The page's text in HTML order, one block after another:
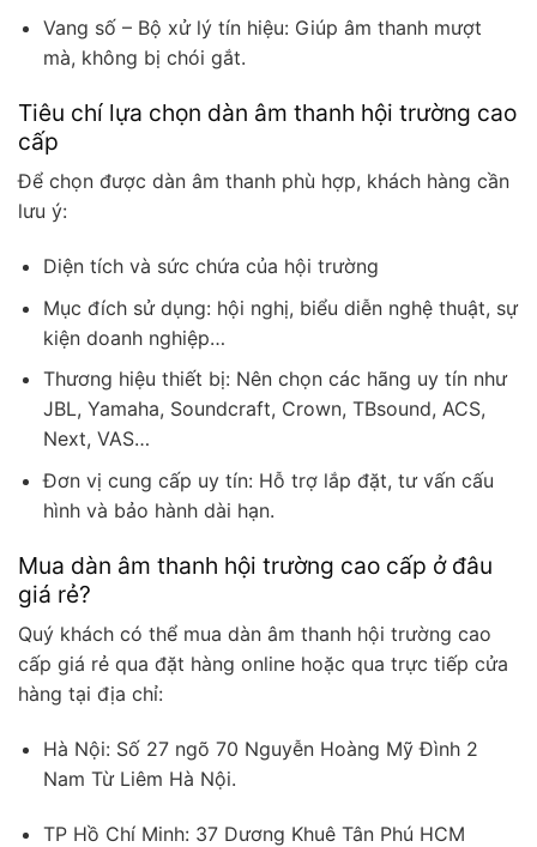
Vang số – Bộ xử lý tín hiệu: Giúp âm thanh mượt
mà, không bị chói gắt.
Tiêu chí lựa chọn dàn âm thanh hội trường cao
cấp
Để chọn được dàn âm thanh phù hợp, khách hàng cần
lưu ý:
Diện tích và sức chứa của hội trường
Mục đích sử dụng: hội nghị, biểu diễn nghệ thuật, sự
kiện doanh nghiệp…
Thương hiệu thiết bị: Nên chọn các hãng uy tín như
JBL, Yamaha, Soundcraft, Crown, TBsound, ACS,
Next, VAS…
Đơn vị cung cấp uy tín: Hỗ trợ lắp đặt, tư vấn cấu
hình và bảo hành dài hạn.
Mua dàn âm thanh hội trường cao cấp ở đâu
giá rẻ?
Quý khách có thể mua dàn âm thanh hội trường cao
cấp giá rẻ qua đặt hàng online hoặc qua trực tiếp cửa
hàng tại địa chỉ:
Hà Nội: Số 27 ngõ 70 Nguyễn Hoàng Mỹ Đình 2
Nam Từ Liêm Hà Nội.
TP Hồ Chí Minh: 37 Dương Khuê Tân Phú HCM